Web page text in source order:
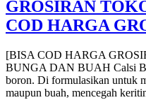
GROSIRAN
COD HARGA
[BISA COD HARGA
BUNGA DAN BUAH Calsi B
boron. Di formulasikan untuk
maupun buah, mencegah